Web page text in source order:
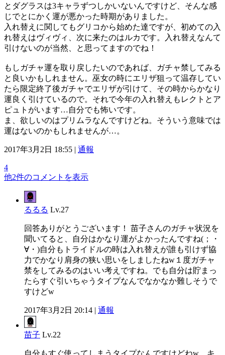
とダグラスは3キャラずつしかいないんですけど、そんな感
じでとにかく運が悪かった時期がありました。
入れ替えに関してもグリコから始めた達ですが、初めての入
れ替えはヴィヴィ、次に来たのはルカです。入れ替えなんて
引けないのが当然、と思ってますのでね！
もしガチャ運を取り戻したいのであれば、ガチャ禁してみる
と良いかもしれません。巫女の時にエリザ狙って温存してい
たら限定終了後ガチャでエリザが引けて、その時からかなり
運良く引けているので。それで今年の入れ替えもレクトとア
ピュトがいます…自分でも怖いです。
ま、欲しいのはプリムラなんですけどね。そういう意味では
運はないのかもしれませんが…。
2017年3月2日 18:55 | 通報
4
他2件のコメントを表示
るるる Lv.27
回答ありがとうございます！ 苗子さんのガチャ状況を
聞いてると、自分はかなり運がよかったんですね(；・
∀・)自分もトライドルの時は入れ替えが誰も引けず協
力でかなり肩身の狭い思いをしましたねw１度ガチャ
禁をしてみるのはいい考えですね。でも自分は貯まっ
たらすぐ引いちゃうタイプなんでなかなか難しそうで
すけどw
2017年3月2日 20:14 | 通報
苗子 Lv.22
自分もすぐ使ってしまうタイプなんですけどねw。キ